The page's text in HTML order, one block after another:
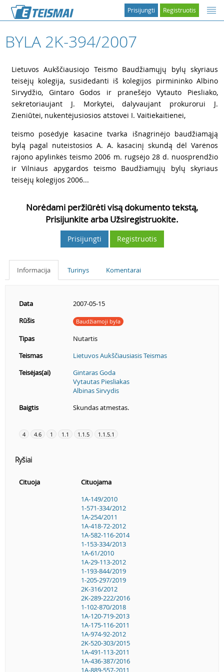
Registruotis
Prisijungti
BYLA 2K-394/2007
Lietuvos Aukščiausiojo Teismo Baudžiamųjų bylų skyriaus
teisėjų kolegija, susidedanti iš kolegijos pirmininko Albino
Sirvydžio, Gintaro Godos ir pranešėjo Vytauto Piesliako,
sekretoriaujant J. Morkytei, dalyvaujant prokurorui J.
Zieniūtei, nukentėjusiosios atstovei I. Vaitiekaitienei,
teismo posėdyje kasacine tvarka išnagrinėjo baudžiamąją
bylą pagal nuteistosios A. A. kasacinį skundą dėl Varėnos
rajono apylinkės teismo 2006 m. rugsėjo 28 d. nuosprendžio
ir Vilniaus apygardos teismo Baudžiamųjų bylų skyriaus
teisėjų kolegijos 2006...
Norėdami peržiūrėti visą dokumento tekstą,
Prisijunkite arba Užsiregistruokite.
Prisijungti Registruotis
Informacija Turinys Komentarai
Data
2007-05-15
Rūšis
Baudžiamoji byla
Tipas
Nutartis
Teismas
Lietuvos Aukščiausiasis Teismas
Teisėjas(ai)
Gintaras Goda
Vytautas Piesliakas
Albinas Sirvydis
Baigtis
Skundas atmestas.
4 4.6 1 1.1 1.1.5 1.1.5.1
Ryšiai
Cituoja
Cituojama
1A-149/2010
1-571-334/2012
1A-254/2011
1A-418-72-2012
1A-582-116-2014
1-153-334/2013
1A-61/2010
1A-29-113-2012
1-193-844/2019
1-205-297/2019
2K-316/2012
2K-289-222/2016
1-102-870/2018
1A-120-719-2013
1A-175-116-2011
1A-974-92-2012
2K-520-303/2015
1A-491-113-2011
1A-436-387/2016
1A-889-557-2011